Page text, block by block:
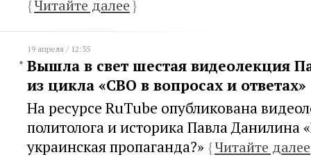
{Читайте далее}
19 апреля / 12:35
Вышла в свет шестая видеолекция
из цикла «СВО в вопросах и ответах»
На ресурсе RuTube опубликована
политолога и историка Павла Данилина
украинская пропаганда?» {Читайте далее